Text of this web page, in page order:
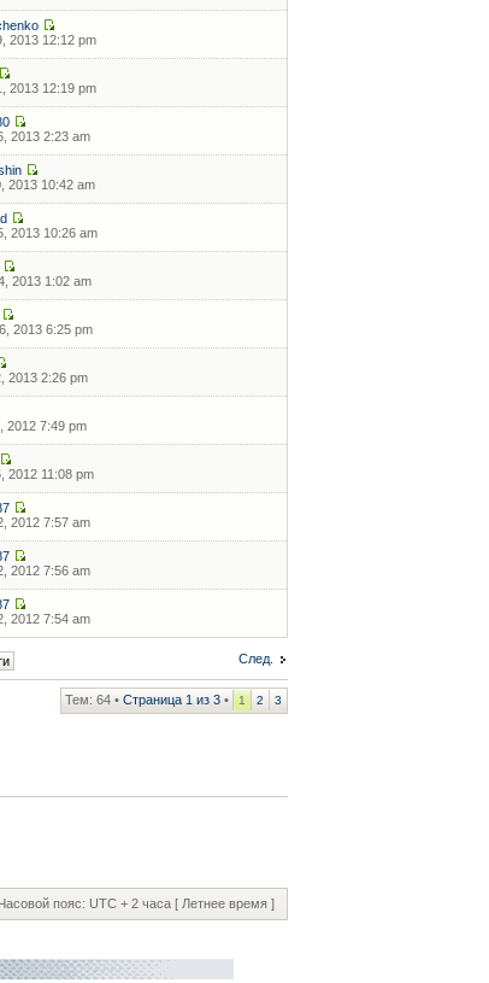
2013 12:12 pm
2013 12:19 pm
2013 2:23 am
2013 10:42 am
2013 10:26 am
2013 1:02 am
2013 6:25 pm
2013 2:26 pm
2012 7:49 pm
2012 11:08 pm
2012 7:57 am
2012 7:56 am
2012 7:54 am
След.
Тем: 64 • Страница 1 из 3 • 1 2 3
пояс: UTC + 2 часа [ Летнее время ]